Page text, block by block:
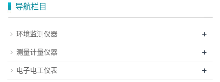
导航栏目
环境监测仪器 +
测量计量仪器 +
电子电工仪表 +